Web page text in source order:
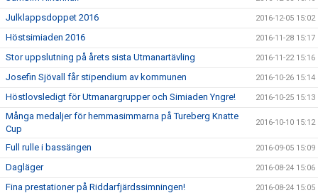
Julklappsdoppet 2016 2016-12-05 15:02
Höstsimiaden 2016 2016-11-28 15:17
Stor uppslutning på årets sista Utmanartävling 2016-11-22 15:16
Josefin Sjövall får stipendium av kommunen 2016-10-26 15:14
Höstlovsledigt för Utmanargrupper och Simiaden Yngre! 2016-10-25 15:13
Många medaljer för hemmasimmarna på Tureberg Knatte
Cup
2016-10-10 15:12
Full rulle i bassängen 2016-09-05 15:09
Dagläger 2016-08-24 15:06
Fina prestationer på Riddarfjärdssimningen! 2016-08-24 15:05